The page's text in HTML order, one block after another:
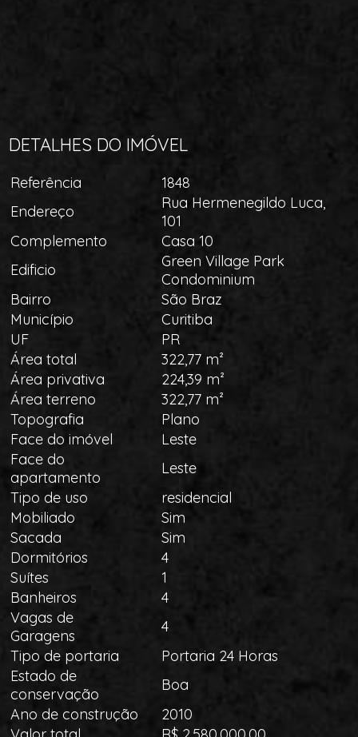
DETALHES DO IMÓVEL
Referência
1848
Endereço
Rua Hermenegildo Luca,
101
Complemento
Casa 10
Edificio
Green Village Park
Condominium
Bairro
São Braz
Município
Curitiba
UF
PR
Área total
322,77 m²
Área privativa
224,39 m²
Área terreno
322,77 m²
Topografia
Plano
Face do imóvel
Leste
Face do
apartamento
Leste
Tipo de uso
residencial
Mobiliado
Sim
Sacada
Sim
Dormitórios
4
Suítes
1
Banheiros
4
Vagas de
Garagens
4
Tipo de portaria
Portaria 24 Horas
Estado de
conservação
Boa
Ano de construção
2010